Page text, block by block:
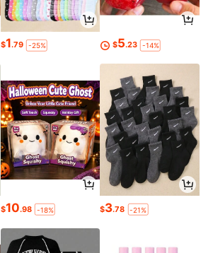
$1.79 -25% $5.23 -14%
$10.98 -18% $3.78 -21%